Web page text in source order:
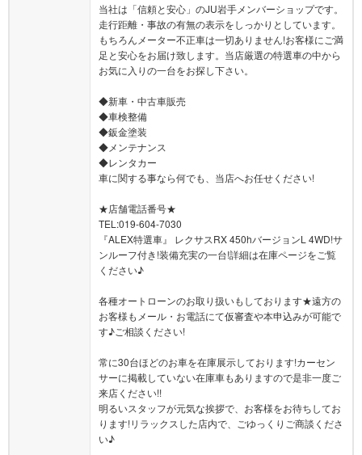
当社は「信頼と安心」のJU岩手メンバーショップです。
走行距離・事故の有無の表示をしっかりとしています。
もちろんメーター不正車は一切ありません!お客様にご満
足と安心をお届け致します。当店厳選の特選車の中から
お気に入りの一台をお探し下さい。
◆新車・中古車販売
◆車検整備
◆鈑金塗装
◆メンテナンス
◆レンタカー
車に関する事なら何でも、当店へお任せください!
★店舗電話番号★
TEL:019-604-7030
『ALEX特選車』 レクサスRX 450hバージョンL 4WD!サ
ンルーフ付き!装備充実の一台!詳細は在庫ページをご覧
ください♪
各種オートローンのお取り扱いもしております★遠方の
お客様もメール・お電話にて仮審査や本申込みが可能で
す♪ご相談ください!
常に30台ほどのお車を在庫展示しております!カーセン
サーに掲載していない在庫車もありますので是非一度ご
来店ください!!
明るいスタッフが元気な挨拶で、お客様をお待ちしてお
ります!リラックスした店内で、ごゆっくりご商談くださ
い♪